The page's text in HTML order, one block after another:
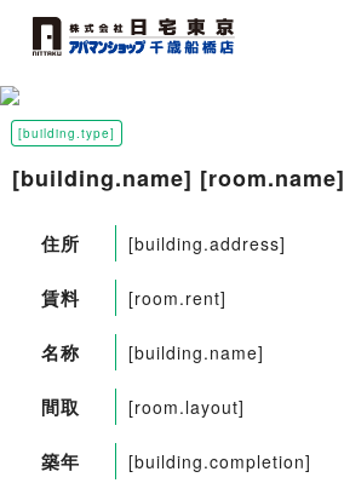
[building.type]
[building.name] [room.name]
住所 [building.address]
賃料 [room.rent]
名称 [building.name]
間取 [room.layout]
築年 [building.completion]